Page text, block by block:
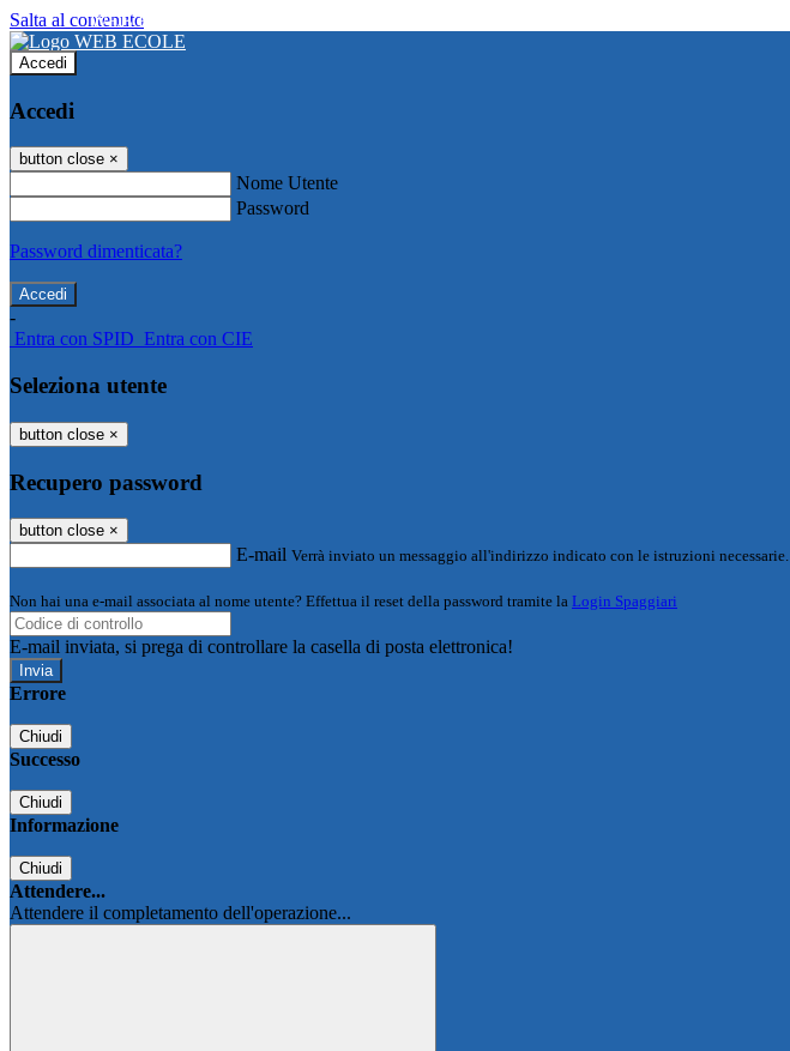
Salta al contenuto
WEB ECOLE
Accedi
Accedi
button close ×
Nome Utente
Password
Password dimenticata?
-
Entra con SPID Entra con CIE
Seleziona utente
button close ×
Recupero password
button close ×
E-mail Verrà inviato un messaggio all'indirizzo indicato con le istruzioni necessarie.
Non hai una e-mail associata al nome utente? Effettua il reset della password tramite la Login Spaggiari
E-mail inviata, si prega di controllare la casella di posta elettronica!
Errore
Chiudi
Successo
Chiudi
Informazione
Chiudi
Attendere...
Attendere il completamento dell'operazione...